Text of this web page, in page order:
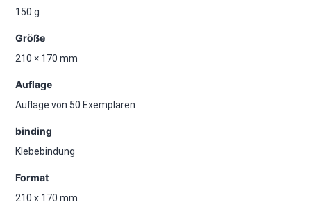
150 g
Größe
210 × 170 mm
Auflage
Auflage von 50 Exemplaren
binding
Klebebindung
Format
210 x 170 mm